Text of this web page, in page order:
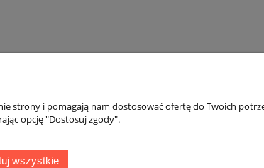
strony i pomagają nam dostosować ofertę do Twoich
opcję "Dostosuj zgody".
wszystkie